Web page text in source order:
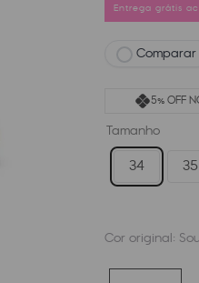
Entrega grátis
Comparar
5% OFF
Tamanho
34 35
Cor original: